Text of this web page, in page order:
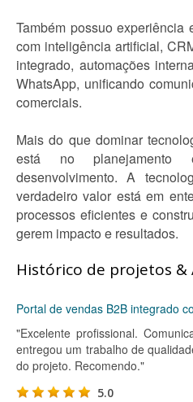
Também possuo experiência
com inteligência artificial,
integrado, automações
WhatsApp, unificando
comerciais.
Mais do que dominar
está no
desenvolvimento. A
verdadeiro valor está em
processos eficientes e
gerem impacto e resultados.
Histórico de projetos &
Portal de vendas B2B integrado
"Excelente profissional.
entregou um trabalho de
do projeto. Recomendo."
5.0